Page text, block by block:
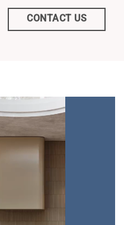
CONTACT US